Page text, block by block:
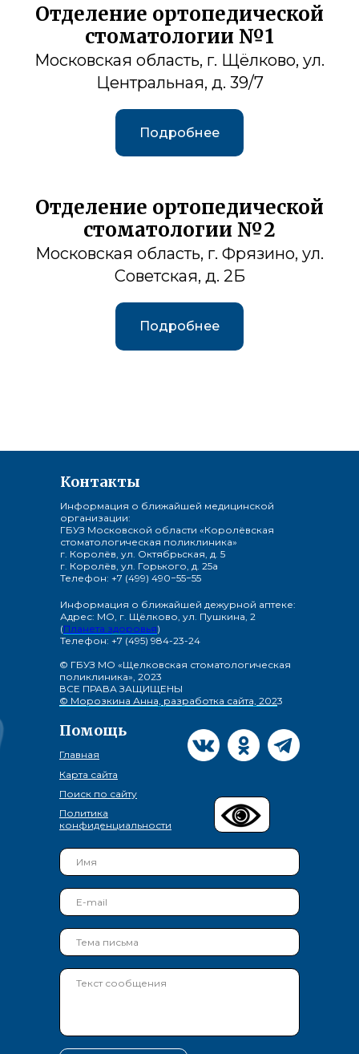
Отделение ортопедической
стоматологии №1
Московская область, г. Щёлково, ул.
Центральная, д. 39/7
Подробнее
Отделение ортопедической
стоматологии №2
Московская область, г. Фрязино, ул.
Советская, д. 2Б
Подробнее
Контакты
Информация о ближайшей медицинской
организации:
ГБУЗ Московской области «Королёвская
стоматологическая поликлиника»
г. Королёв, ул. Октябрьская, д. 5
г. Королёв, ул. Горького, д. 25а
Телефон: +7 (499) 490−55−55
Информация о ближайшей дежурной аптеке:
Адрес: МО, г. Щёлково, ул. Пушкина, 2
(Планета здоровья)
Телефон: +7 (495) 984-23-24
© ГБУЗ МО «Щелковская стоматологическая
поликлиника», 2023
ВСЕ ПРАВА ЗАЩИЩЕНЫ
© Морозкина Анна, разработка сайта, 2023
Помощь
Карта сайта
Поиск по сайту
Политика
конфиденциальности
Главная